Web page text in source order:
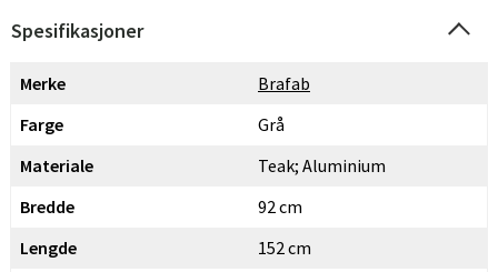
Spesifikasjoner
Merke
Brafab
Farge
Grå
Materiale
Teak; Aluminium
Bredde
92 cm
Lengde
152 cm